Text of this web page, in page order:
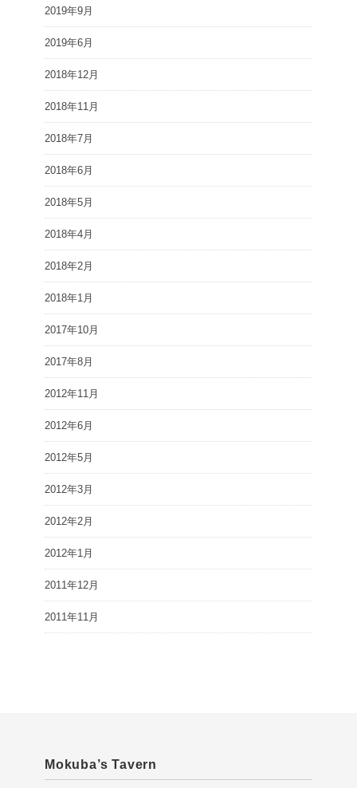
2019年9月
2019年6月
2018年12月
2018年11月
2018年7月
2018年6月
2018年5月
2018年4月
2018年2月
2018年1月
2017年10月
2017年8月
2012年11月
2012年6月
2012年5月
2012年3月
2012年2月
2012年1月
2011年12月
2011年11月
Mokuba’s Tavern